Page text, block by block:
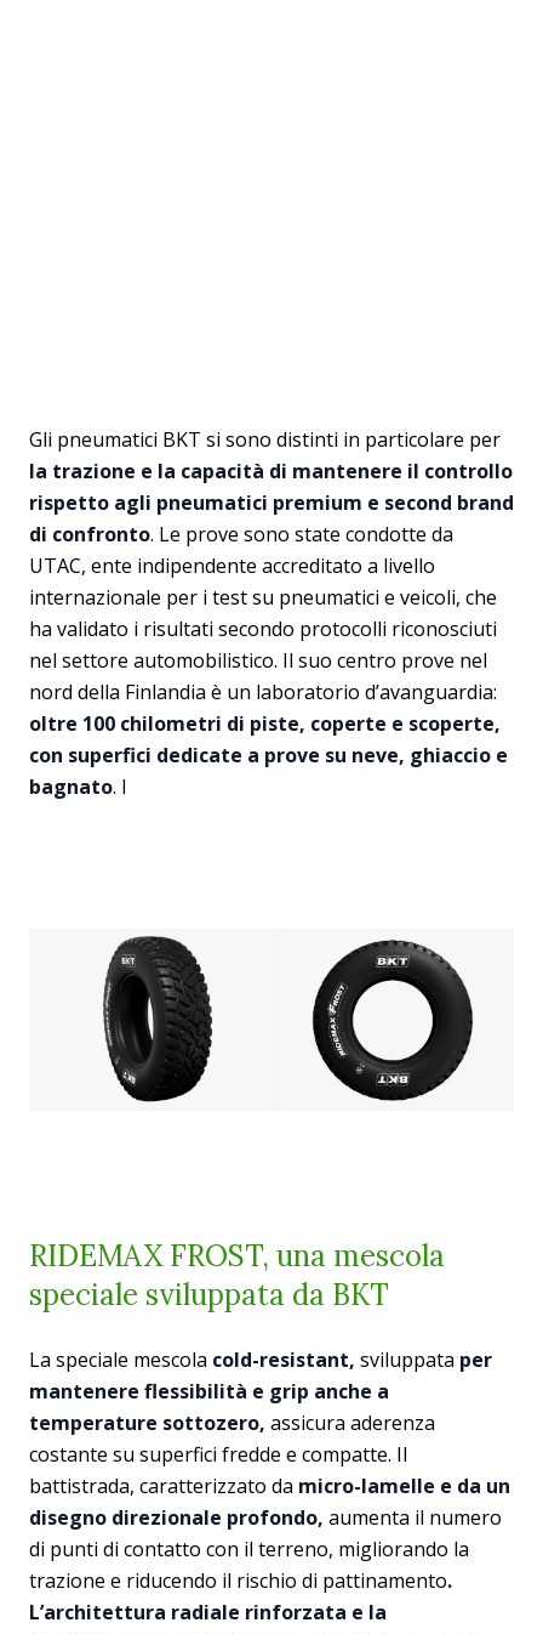
Gli pneumatici BKT si sono distinti in particolare per
la trazione e la capacità di mantenere il controllo
rispetto agli pneumatici premium e second brand
di confronto. Le prove sono state condotte da
UTAC, ente indipendente accreditato a livello
internazionale per i test su pneumatici e veicoli, che
ha validato i risultati secondo protocolli riconosciuti
nel settore automobilistico. Il suo centro prove nel
nord della Finlandia è un laboratorio d’avanguardia:
oltre 100 chilometri di piste, coperte e scoperte,
con superfici dedicate a prove su neve, ghiaccio e
bagnato. I
RIDEMAX FROST, una mescola
speciale sviluppata da BKT
La speciale mescola cold-resistant, sviluppata per
mantenere flessibilità e grip anche a
temperature sottozero, assicura aderenza
costante su superfici fredde e compatte. Il
battistrada, caratterizzato da micro-lamelle e da un
disegno direzionale profondo, aumenta il numero
di punti di contatto con il terreno, migliorando la
trazione e riducendo il rischio di pattinamento.
L’architettura radiale rinforzata e la